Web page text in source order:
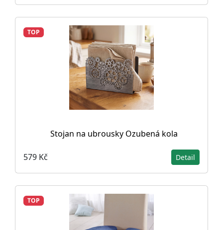
TOP
Stojan na ubrousky Ozubená kola
579 Kč Detail
TOP